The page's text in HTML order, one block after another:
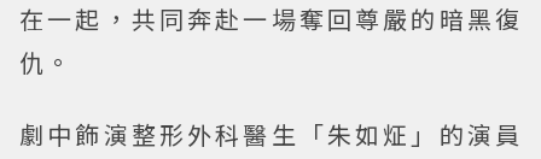
在一起，共同奔赴一場奪回尊嚴的暗黑復
仇。
劇中飾演整形外科醫生「朱如炡」的演員